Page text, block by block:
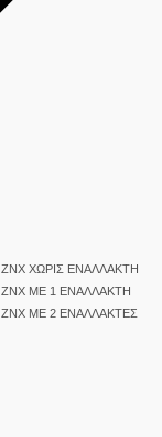
ΧΩΡΙΣ ΕΝΑΛΛΑΚΤΗ
ΖΝΧ ΜΕ 1 ΕΝΑΛΛΑΚΤΗ
ΖΝΧ ΜΕ 2 ΕΝΑΛΛΑΚΤΕΣ